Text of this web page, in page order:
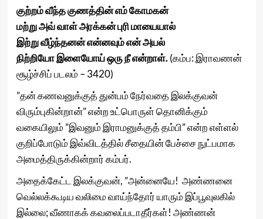
குற்றம் வீந்த குணத்தின் எம் கோமகன்
மற்று அவ் வாள் அரக்கன் புரி மாயையால்
இற்று வீழ்ந்தனன் என்னவும் என் அயல்
நிற்றியோ இளையோய் ஒரு நீ என்றாள்.(கம்ப: இராவணன்
சூழ்ச்சிப் படலம் – 3420)
”தன் கணவனுக்குத் துன்பம் நேர்வதை இலக்குவன்
விரும்புகின்றான்” என்ற உட்பொருள் தொனிக்கும்
வகையிலும் ”இவனும் இராமனுக்குத் தம்பி” என்ற எள்ளல்
குறிப்போடும் இவ்விடத்தில் சீதையின் பேச்சை நுட்பமாக
அமைத்திருக்கின்றார் கம்பர்.
அதைக்கேட்ட இலக்குவன், ”அன்னையே! அண்ணனை
வெல்லக்கூடிய வலிமை வாய்ந்தோர் யாரும் இப்பூவுலகில்
இல்லை; வீணாகக் கவலைப்படாதீர்கள்! அண்ணன்